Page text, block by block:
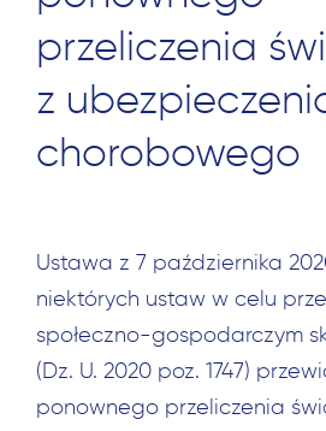
przeliczenia
z
chorobowego
Ustawa z 7 października
niektórych ustaw w celu
społeczno-gospodarczym
(Dz. U. 2020 poz. 1747)
ponownego przeliczenia